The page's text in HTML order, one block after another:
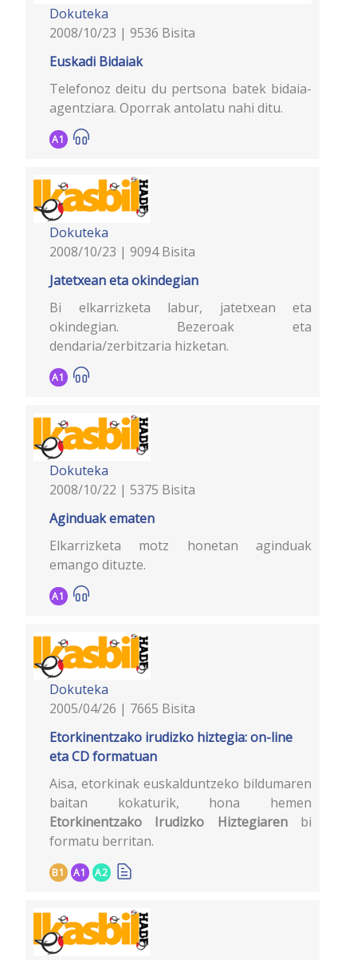
Dokuteka
2008/10/23 | 9536 Bisita
Euskadi Bidaiak
Telefonoz deitu du pertsona batek bidaia-
agentziara. Oporrak antolatu nahi ditu.
A1
Dokuteka
2008/10/23 | 9094 Bisita
Jatetxean eta okindegian
Bi elkarrizketa labur, jatetxean eta
okindegian. Bezeroak eta
dendaria/zerbitzaria hizketan.
A1
Dokuteka
2008/10/22 | 5375 Bisita
Aginduak ematen
Elkarrizketa motz honetan aginduak
emango dituzte.
A1
Dokuteka
2005/04/26 | 7665 Bisita
Etorkinentzako irudizko hiztegia: on-line
eta CD formatuan
Aisa, etorkinak euskalduntzeko bildumaren
baitan kokaturik, hona hemen
Etorkinentzako Irudizko Hiztegiaren bi
formatu berritan.
B1 A1 A2